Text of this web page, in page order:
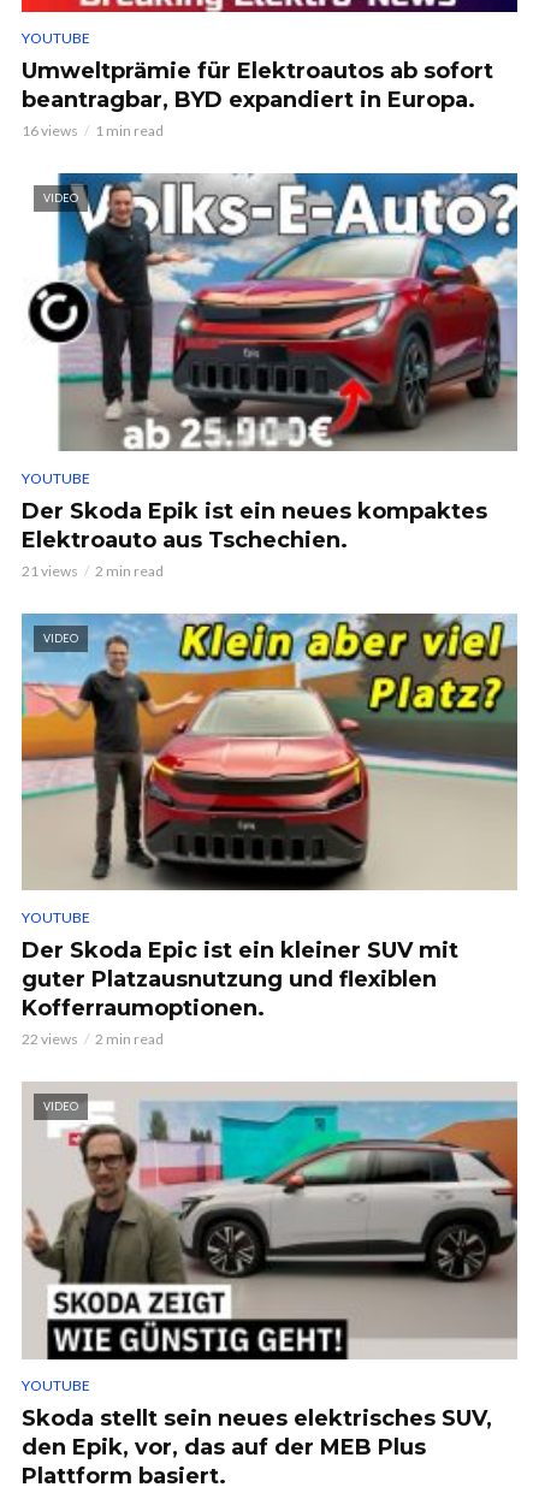
YOUTUBE
Umweltprämie für Elektroautos ab sofort
beantragbar, BYD expandiert in Europa.
16 views 1 min read
VIDEO
YOUTUBE
Der Skoda Epik ist ein neues kompaktes
Elektroauto aus Tschechien.
21 views 2 min read
VIDEO
YOUTUBE
Der Skoda Epic ist ein kleiner SUV mit
guter Platzausnutzung und flexiblen
Kofferraumoptionen.
22 views 2 min read
VIDEO
YOUTUBE
Skoda stellt sein neues elektrisches SUV,
den Epik, vor, das auf der MEB Plus
Plattform basiert.